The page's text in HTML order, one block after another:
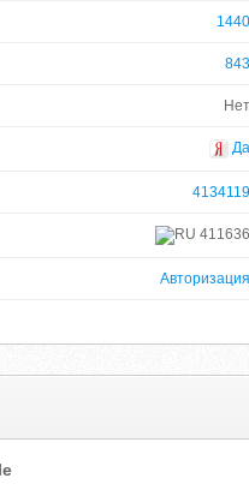
1440
843
Нет
Да
4134119
411636
Авторизация